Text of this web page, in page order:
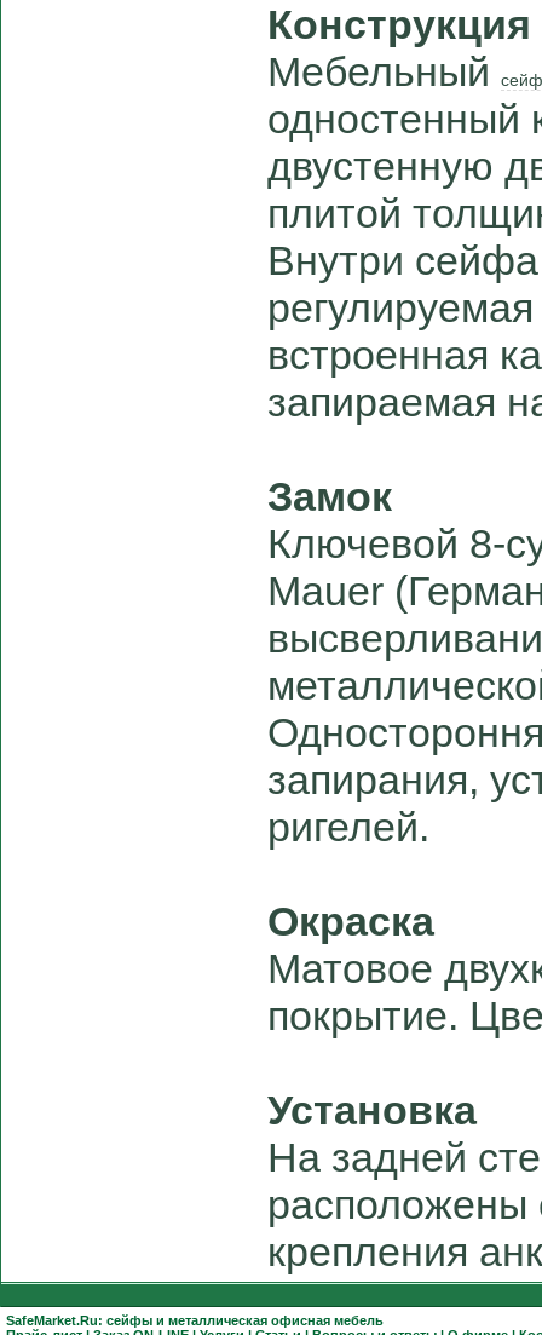
Конструкция
Мебельный
одностенный
двустенную
плитой
Внутри
встроенная
запираемая
Замок
Ключевой 8-
Mauer
запирания,
ригелей.
Окраска
Матовое
покрытие.
Установка
На задней
расположены
крепления
SafeMarket.Ru: сейфы и металлическая офисная мебель